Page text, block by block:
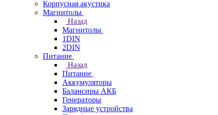
Корпусная акустика
Магнитолы
Назад
Магнитолы
1DIN
2DIN
Питание
Назад
Питание
Аккумуляторы
Балансиры АКБ
Генераторы
Зарядные устройства